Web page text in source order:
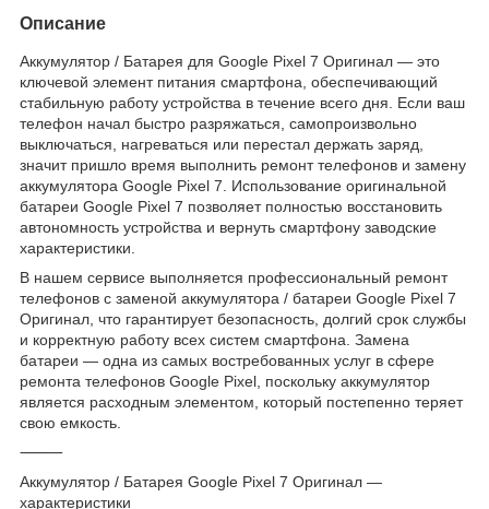
Описание
Аккумулятор / Батарея для Google Pixel 7 Оригинал — это
ключевой элемент питания смартфона, обеспечивающий
стабильную работу устройства в течение всего дня. Если ваш
телефон начал быстро разряжаться, самопроизвольно
выключаться, нагреваться или перестал держать заряд,
значит пришло время выполнить ремонт телефонов и замену
аккумулятора Google Pixel 7. Использование оригинальной
батареи Google Pixel 7 позволяет полностью восстановить
автономность устройства и вернуть смартфону заводские
характеристики.
В нашем сервисе выполняется профессиональный ремонт
телефонов с заменой аккумулятора / батареи Google Pixel 7
Оригинал, что гарантирует безопасность, долгий срок службы
и корректную работу всех систем смартфона. Замена
батареи — одна из самых востребованных услуг в сфере
ремонта телефонов Google Pixel, поскольку аккумулятор
является расходным элементом, который постепенно теряет
свою емкость.
⸻
Аккумулятор / Батарея Google Pixel 7 Оригинал —
характеристики